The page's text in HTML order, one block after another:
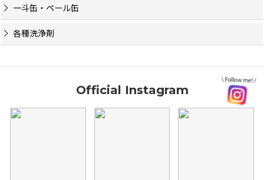
一斗缶・ペール缶
各種洗浄剤
Official Instagram